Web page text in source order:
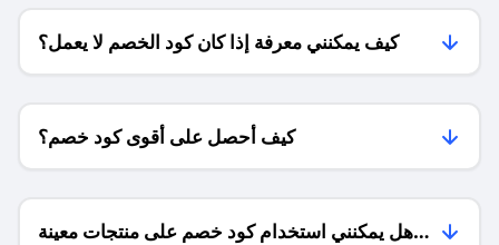
كيف يمكنني معرفة إذا كان كود الخصم لا يعمل؟
كيف أحصل على أقوى كود خصم؟
هل يمكنني استخدام كود خصم على منتجات معينة